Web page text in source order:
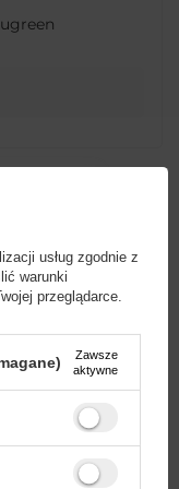
usług zgodnie z
warunki
przeglądarce.
Zawsze
aktywne